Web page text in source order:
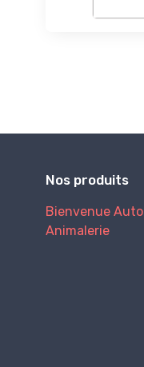
Nos produits
Bienvenue Auto
Animalerie